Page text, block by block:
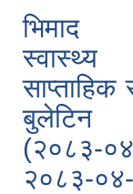
भिमाद
साप्ताहिक
बुलेटिन
(२०८३-
२०८३-